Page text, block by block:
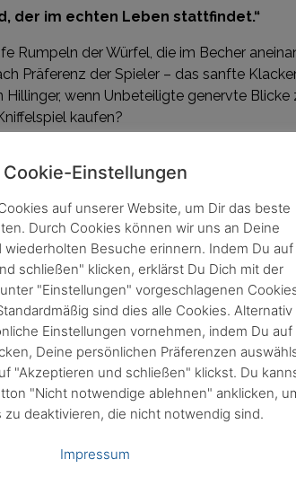
der im echten Leben stattfindet.“
Rumpeln der Würfel, die im Becher
Präferenz der Spieler – das sanfte
wenn Unbeteiligte genervte
kaufen?
GmbH, die es online und im
Der Würfelblock der Edition
Holzstift in der Spielerubrik von
des Verschluckens oder sogar
Sicherheitsnorm EN-71, welche die
Waldbewirtschaftung und setzt sich für
nach festen Regeln für nachfolgende
Cookie-Einstellungen
auf unserer Website, um Dir das beste
Durch Cookies können wir uns an Deine
wiederholten Besuche erinnern. Indem Du auf
schließen" klicken, erklärst Du Dich mit der
"Einstellungen" vorgeschlagenen
sind dies alle Cookies. Alternativ
Einstellungen vornehmen, indem Du auf
Deine persönlichen Präferenzen
"Akzeptieren und schließen" klickst. Du
"Nicht notwendige ablehnen" anklicken,
zu deaktivieren, die nicht notwendig sind.
Impressum